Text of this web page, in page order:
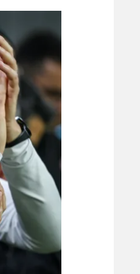
תקנון עבור פעילות
תקנון עבור פעילות ספורט
גיימינג E-Sports
תנאי שימוש
מדיניות פרטיות
תקנון פעילות ספורט
רשיון להקרנה
הצטרפות לחבילת
לוח דרושים – ג'ובנט
תגיות